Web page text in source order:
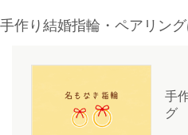
手作り結婚指輪・ペアリン
手
グ